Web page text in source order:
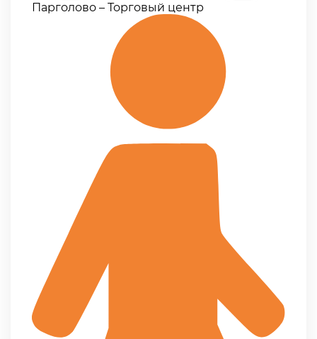
Парголово – Торговый центр